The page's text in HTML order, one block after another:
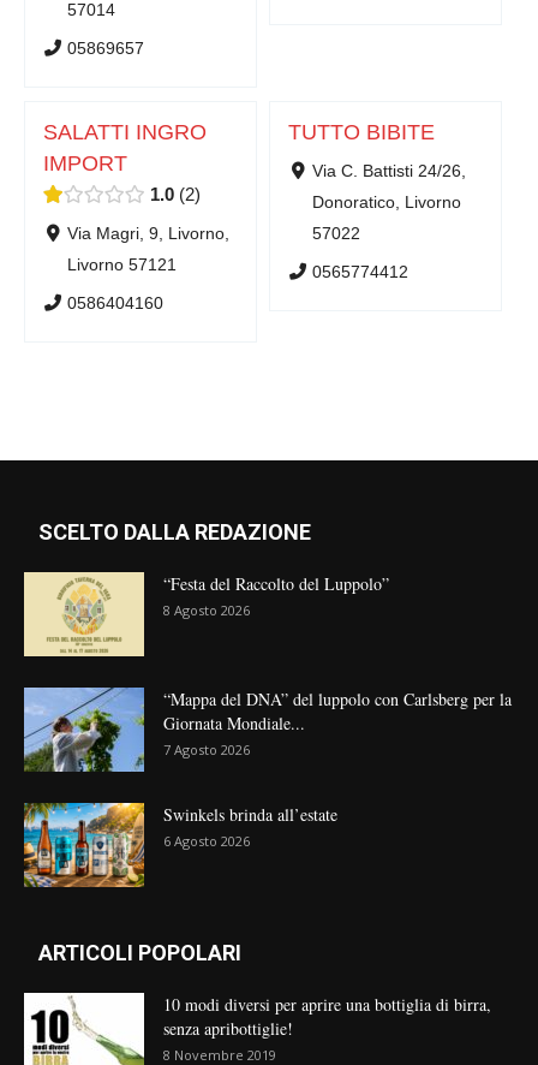
57014
05869657
SALATTI INGRO
IMPORT
1.0 2
Via Magri, 9, Livorno,
Livorno 57121
0586404160
TUTTO BIBITE
Via C. Battisti 24/26,
Donoratico, Livorno
57022
0565774412
SCELTO DALLA REDAZIONE
“Festa del Raccolto del Luppolo”
8 Agosto 2026
“Mappa del DNA” del luppolo con Carlsberg per la
Giornata Mondiale...
7 Agosto 2026
Swinkels brinda all’estate
6 Agosto 2026
ARTICOLI POPOLARI
10 modi diversi per aprire una bottiglia di birra,
senza apribottiglie!
8 Novembre 2019